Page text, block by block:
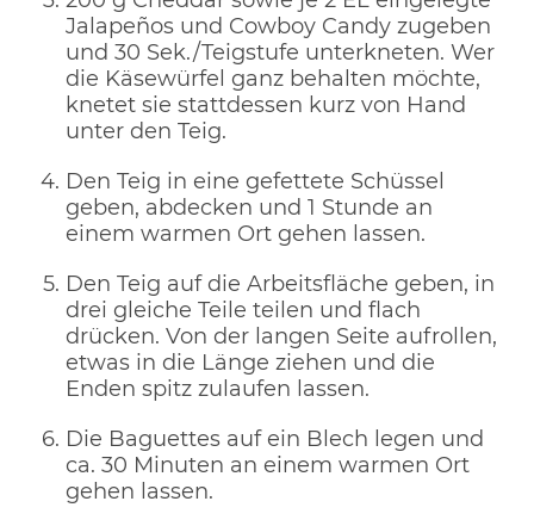
Jalapeños und Cowboy Candy zugeben
und 30 Sek./Teigstufe unterkneten. Wer
die Käsewürfel ganz behalten möchte,
knetet sie stattdessen kurz von Hand
unter den Teig.
Den Teig in eine gefettete Schüssel
geben, abdecken und 1 Stunde an
einem warmen Ort gehen lassen.
Den Teig auf die Arbeitsfläche geben, in
drei gleiche Teile teilen und flach
drücken. Von der langen Seite aufrollen,
etwas in die Länge ziehen und die
Enden spitz zulaufen lassen.
Die Baguettes auf ein Blech legen und
ca. 30 Minuten an einem warmen Ort
gehen lassen.